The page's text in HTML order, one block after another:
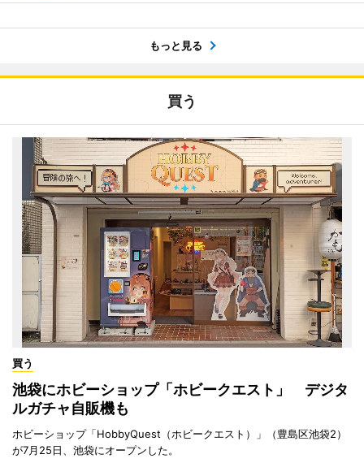
もっと見る
買う
買う
池袋にホビーショップ「ホビークエスト」 デジタ
ルガチャ自販機も
ホビーショップ「HobbyQuest（ホビークエスト）」（豊島区池袋2）
が7月25日、池袋にオープンした。